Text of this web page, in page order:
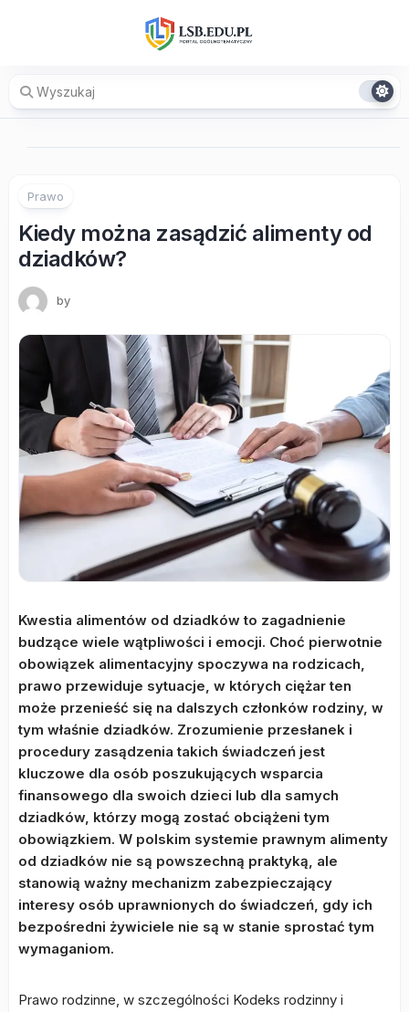
Prawo
Kiedy można zasądzić alimenty od
dziadków?
by
Kwestia alimentów od dziadków to zagadnienie
budzące wiele wątpliwości i emocji. Choć pierwotnie
obowiązek alimentacyjny spoczywa na rodzicach,
prawo przewiduje sytuacje, w których ciężar ten
może przenieść się na dalszych członków rodziny, w
tym właśnie dziadków. Zrozumienie przesłanek i
procedury zasądzenia takich świadczeń jest
kluczowe dla osób poszukujących wsparcia
finansowego dla swoich dzieci lub dla samych
dziadków, którzy mogą zostać obciążeni tym
obowiązkiem. W polskim systemie prawnym alimenty
od dziadków nie są powszechną praktyką, ale
stanowią ważny mechanizm zabezpieczający
interesy osób uprawnionych do świadczeń, gdy ich
bezpośredni żywiciele nie są w stanie sprostać tym
wymaganiom.
Prawo rodzinne, w szczególności Kodeks rodzinny i